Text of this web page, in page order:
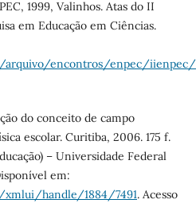
1999, Valinhos. Atas do II
em Educação em Ciências.
arquivo/encontros/enpec/
do conceito de campo
escolar. Curitiba, 2006. 175 f.
– Universidade Federal
em:
handle/1884/7491. Acesso